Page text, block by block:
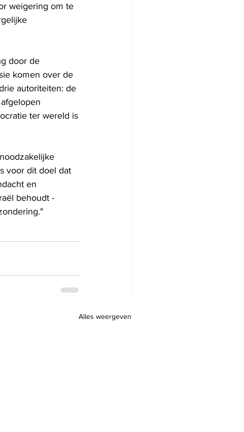
weigering om te
door de
komen over de
autoriteiten: de
ter wereld is
voor dit doel dat
en
behoudt -
Alles weergeven